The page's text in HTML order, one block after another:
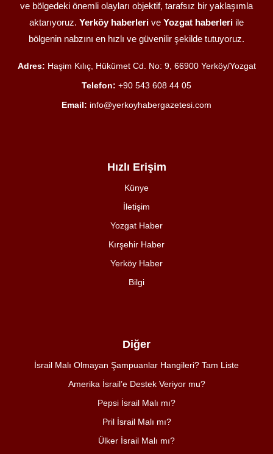
ve bölgedeki önemli olayları objektif, tarafsız bir yaklaşımla
aktarıyoruz. Yerköy haberleri ve Yozgat haberleri ile
bölgenin nabzını en hızlı ve güvenilir şekilde tutuyoruz.
Adres: Haşim Kılıç, Hükümet Cd. No: 9, 66900 Yerköy/Yozgat
Telefon: +90 543 608 44 05
Email: info@yerkoyhabergazetesi.com
Hızlı Erişim
Künye
İletişim
Yozgat Haber
Kırşehir Haber
Yerköy Haber
Bilgi
Diğer
İsrail Malı Olmayan Şampuanlar Hangileri? Tam Liste
Amerika İsrail’e Destek Veriyor mu?
Pepsi İsrail Malı mı?
Pril İsrail Malı mı?
Ülker İsrail Malı mı?